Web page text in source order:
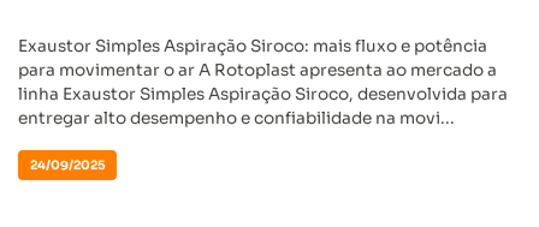
Exaustor Simples Aspiração Siroco: mais fluxo e potência
para movimentar o ar A Rotoplast apresenta ao mercado a
linha Exaustor Simples Aspiração Siroco, desenvolvida para
entregar alto desempenho e confiabilidade na movi...
24/09/2025